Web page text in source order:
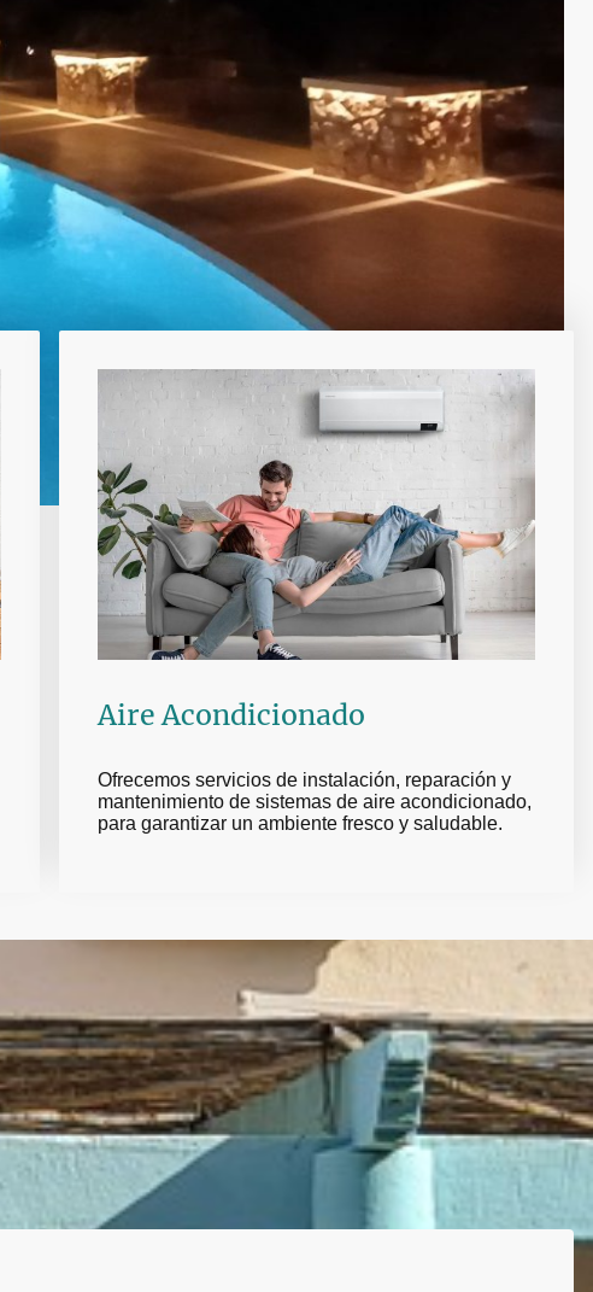
Aire Acondicionado
Ofrecemos servicios de instalación, reparación y
mantenimiento de sistemas de aire acondicionado,
para garantizar un ambiente fresco y saludable.